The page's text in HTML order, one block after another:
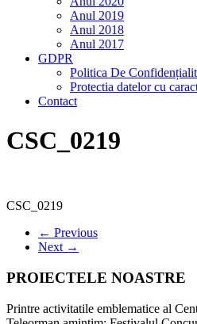
Anul 2019
Anul 2018
Anul 2017
GDPR
Politica De
Protectia datelor cu
Contact
CSC_0219
CSC_0219
← Previous
Next →
PROIECTELE NOASTRE
Printre activitatile emblematice al